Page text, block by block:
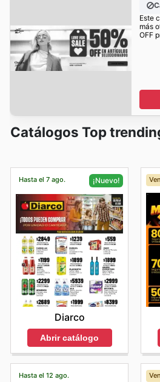
Este
más
OFF
Catálogos Top
Hasta el 7 ago. ¡Nuevo!
Diarco
Abrir catálogo
Hasta el 12 ago.